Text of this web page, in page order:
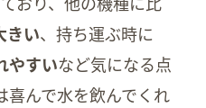
きい、持ち運ぶ時に
やすいなど気になる点
喜んで水を飲んでくれ